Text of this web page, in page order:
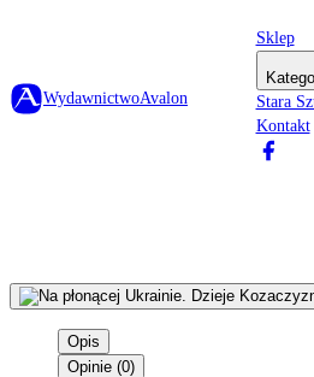
WydawnictwoAvalon
Sklep
Stara
Kontakt
Opis
Opinie (0)